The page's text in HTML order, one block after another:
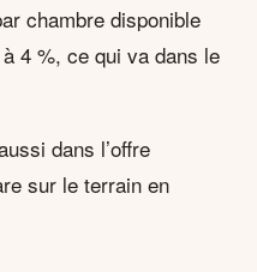
chambre disponible
4 %, ce qui va dans le
dans l’offre
sur le terrain en